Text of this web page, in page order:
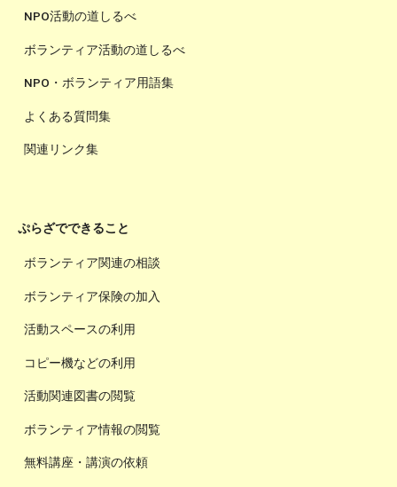
NPO活動の道しるべ
ボランティア活動の道しるべ
NPO・ボランティア用語集
よくある質問集
関連リンク集
ぷらざでできること
ボランティア関連の相談
ボランティア保険の加入
活動スペースの利用
コピー機などの利用
活動関連図書の閲覧
ボランティア情報の閲覧
無料講座・講演の依頼